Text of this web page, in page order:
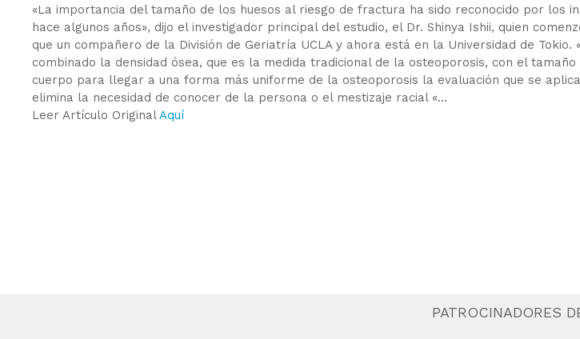
«La importancia del tamaño de los huesos al riesgo de fractura ha sido reconocido por los
hace algunos años», dijo el investigador principal del estudio, el Dr. Shinya Ishii, quien
que un compañero de la División de Geriatría UCLA y ahora está en la Universidad de Tokio.
combinado la densidad ósea, que es la medida tradicional de la osteoporosis, con el
cuerpo para llegar a una forma más uniforme de la osteoporosis la evaluación que se
elimina la necesidad de conocer de la persona o el mestizaje racial «…
Leer Artículo Original Aquí
PATROCINADORES